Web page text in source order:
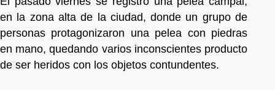
en la zona alta de la ciudad, donde un grupo de
personas protagonizaron una pelea con piedras
en mano, quedando varios inconscientes producto
de ser heridos con los objetos contundentes.